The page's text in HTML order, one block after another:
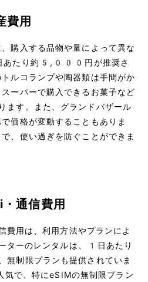
費用
購入する品物や量によって異な
あたり約5,000円が推奨さ
ルコランプや陶器類は手間がか
ーパーで購入できるお菓子など
す。また、グランドバザール
価格が変動することもありま
、使い過ぎを防ぐことができま
通信費用
費用は、利用方法やプランによ
ターのレンタルは、1日あたり
制限プランも提供されていま
気で、特にeSIMの無制限プラン